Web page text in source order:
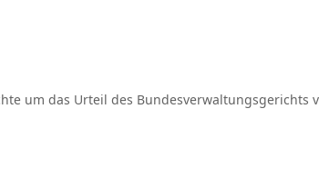
um das Urteil des Bundesverwaltungsgerichts